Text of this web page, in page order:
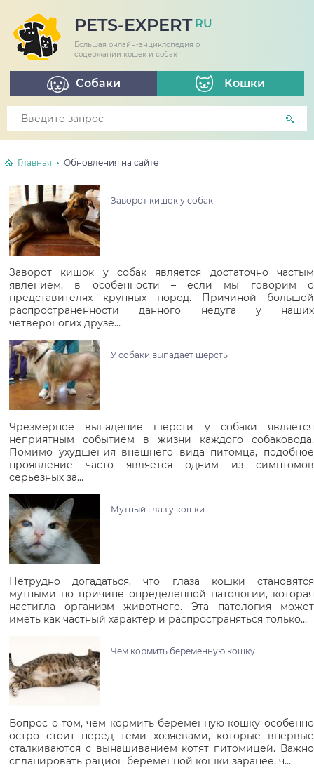
PETS-EXPERT RU
Большая онлайн-энциклопедия о
содержании кошек и собак
Собаки Кошки
Главная Обновления на сайте
Заворот кишок у собак
Заворот кишок у собак является достаточно частым
явлением, в особенности – если мы говорим о
представителях крупных пород. Причиной большой
распространенности данного недуга у наших
четвероногих друзе…
У собаки выпадает шерсть
Чрезмерное выпадение шерсти у собаки является
неприятным событием в жизни каждого собаковода.
Помимо ухудшения внешнего вида питомца, подобное
проявление часто является одним из симптомов
серьезных за…
Мутный глаз у кошки
Нетрудно догадаться, что глаза кошки становятся
мутными по причине определенной патологии, которая
настигла организм животного. Эта патология может
иметь как частный характер и распространяться только…
Чем кормить беременную кошку
Вопрос о том, чем кормить беременную кошку особенно
остро стоит перед теми хозяевами, которые впервые
сталкиваются с вынашиванием котят питомицей. Важно
спланировать рацион беременной кошки заранее, ч…